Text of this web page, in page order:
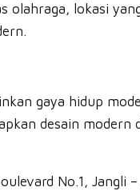
lokasi
gaya hidup
desain modern
No.1, Jangli